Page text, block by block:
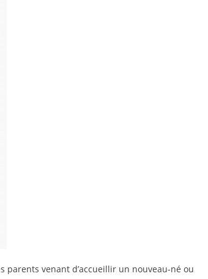
parents venant d’accueillir un nouveau-né ou